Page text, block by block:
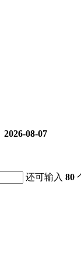
2026-08-07
还可输入80